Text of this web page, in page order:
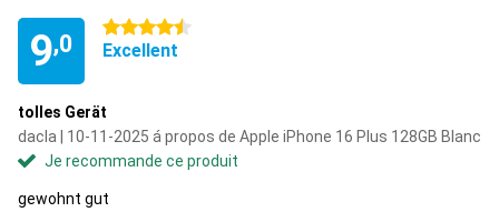
9,0
4.5 étoiles
Excellent
tolles Gerät
dacla | 10-11-2025 á propos de Apple iPhone 16 Plus 128GB Blanc
Je recommande ce produit
gewohnt gut